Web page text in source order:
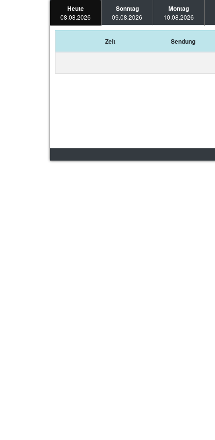
Heute
08.08.2026
Sonntag
09.08.2026
Montag
10.08.2026
Zeit Sendung